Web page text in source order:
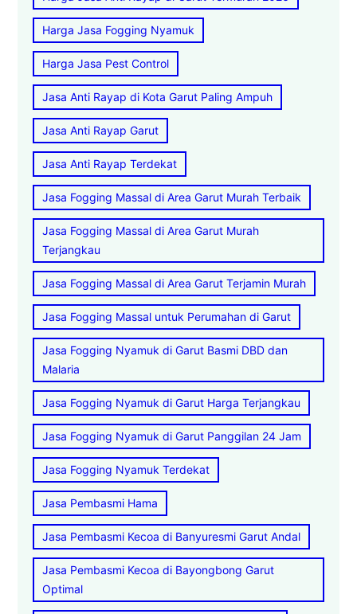
Harga Jasa Fogging Nyamuk
Harga Jasa Pest Control
Jasa Anti Rayap di Kota Garut Paling Ampuh
Jasa Anti Rayap Garut
Jasa Anti Rayap Terdekat
Jasa Fogging Massal di Area Garut Murah Terbaik
Jasa Fogging Massal di Area Garut Murah
Terjangkau
Jasa Fogging Massal di Area Garut Terjamin Murah
Jasa Fogging Massal untuk Perumahan di Garut
Jasa Fogging Nyamuk di Garut Basmi DBD dan
Malaria
Jasa Fogging Nyamuk di Garut Harga Terjangkau
Jasa Fogging Nyamuk di Garut Panggilan 24 Jam
Jasa Fogging Nyamuk Terdekat
Jasa Pembasmi Hama
Jasa Pembasmi Kecoa di Banyuresmi Garut Andal
Jasa Pembasmi Kecoa di Bayongbong Garut
Optimal